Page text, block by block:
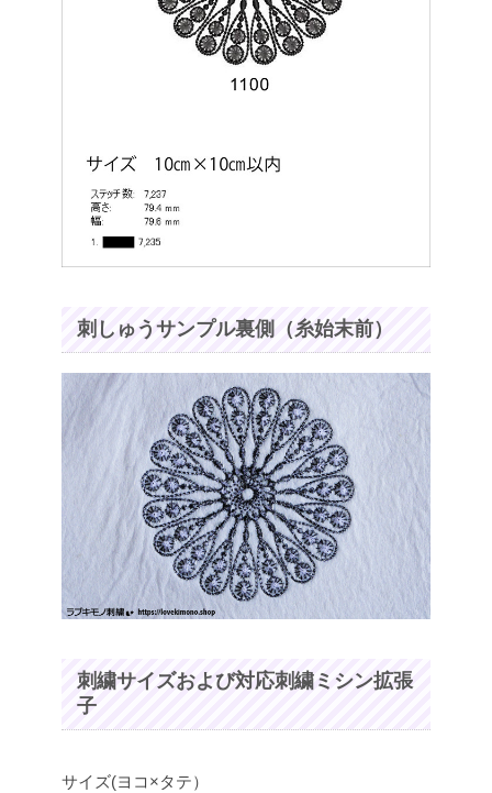
刺しゅうサンプル裏側（糸始末前）
刺繍サイズおよび対応刺繍ミシン拡張
子
サイズ(ヨコ×タテ）